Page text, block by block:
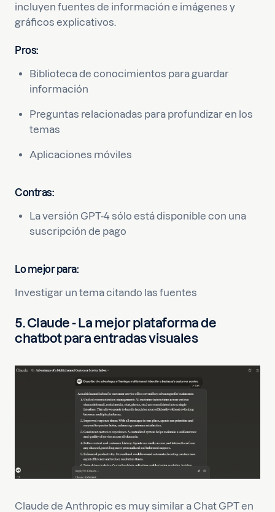
incluyen fuentes de información e imágenes y
gráficos explicativos.
Pros:
Biblioteca de conocimientos para guardar
información
Preguntas relacionadas para profundizar en los
temas
Aplicaciones móviles
Contras:
La versión GPT-4 sólo está disponible con una
suscripción de pago
Lo mejor para:
Investigar un tema citando las fuentes
5. Claude - La mejor plataforma de
chatbot para entradas visuales
Claude de Anthropic es muy similar a Chat GPT en